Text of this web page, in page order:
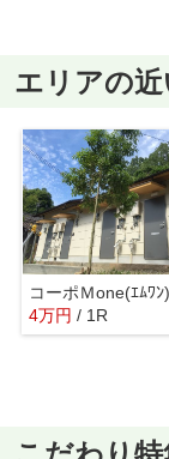
エリアの
コーポＭone(ｴﾑﾜﾝ)
4万円 / 1R